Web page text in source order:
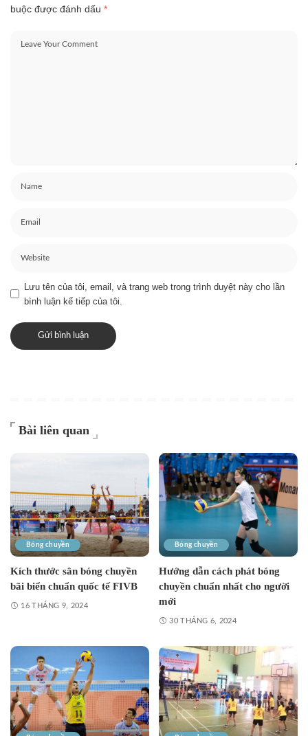
buộc được đánh dấu *
Lưu tên của tôi, email, và trang web trong trình duyệt này cho lần
bình luận kế tiếp của tôi.
Bài liên quan
Bóng chuyền
Kích thước sân bóng chuyền
bãi biển chuẩn quốc tế FIVB
16 THÁNG 9, 2024
Bóng chuyền
Hướng dẫn cách phát bóng
chuyền chuẩn nhất cho người
mới
30 THÁNG 6, 2024